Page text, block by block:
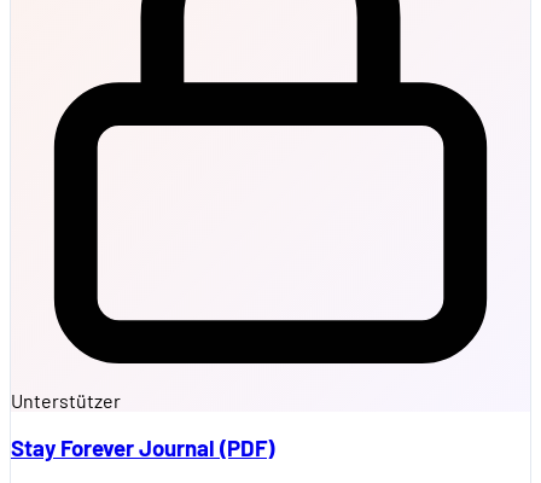
Unterstützer
Stay Forever Journal (PDF)